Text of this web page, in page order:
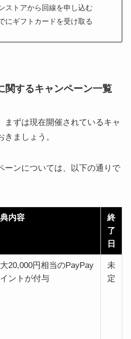
ストアから回線を申し込む
にギフトカードを受け取る
関するキャンペーン一覧
まずは現在開催されているキャ
ましょう。
ーンについては、以下の通りで
内容
終
了
日
20,000円相当のPayPay
ントが付与
未
定